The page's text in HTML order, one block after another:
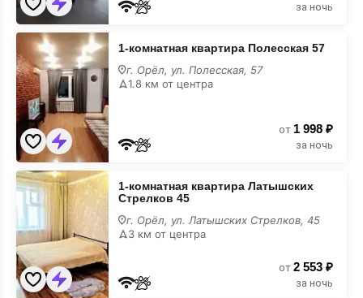
за ночь
1-
комнатная
квартира
Полесская
57
1-комнатная квартира Полесская 57
г. Орёл, ул. Полесская, 57
1.8 км от центра
от 1 998 ₽
за ночь
1-
комнатная
квартира
Латышских
Стрелков 45
1-комнатная квартира Латышских
Стрелков 45
г. Орёл, ул. Латышских Стрелков, 45
3 км от центра
от 2 553 ₽
за ночь